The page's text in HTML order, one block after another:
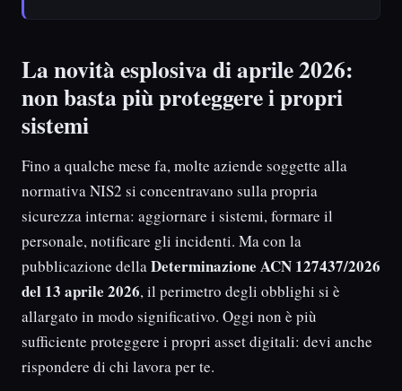
La novità esplosiva di aprile 2026:
non basta più proteggere i propri
sistemi
Fino a qualche mese fa, molte aziende soggette alla
normativa NIS2 si concentravano sulla propria
sicurezza interna: aggiornare i sistemi, formare il
personale, notificare gli incidenti. Ma con la
pubblicazione dellaDeterminazione ACN 127437/2026
del 13 aprile 2026, il perimetro degli obblighi si è
allargato in modo significativo. Oggi non è più
sufficiente proteggere i propri asset digitali: devi anche
rispondere di chi lavora per te.